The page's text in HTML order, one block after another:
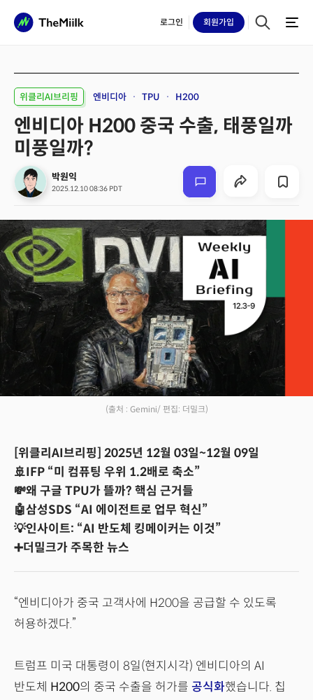
로그인 회원가입
위클리AI브리핑 엔비디아 TPU H200
엔비디아 H200 중국 수출, 태풍일까
미풍일까?
박원익
2025.12.10 08:36 PDT
(출처 : Gemini/ 편집: 더밀크)
[위클리AI브리핑] 2025년 12월 03일~12월 09일
🚢IFP “미 컴퓨팅 우위 1.2배로 축소”
💸왜 구글 TPU가 뜰까? 핵심 근거들
🤖삼성SDS “AI 에이전트로 업무 혁신”
💡인사이트: “AI 반도체 킹메이커는 이것”
➕더밀크가 주목한 뉴스
“엔비디아가 중국 고객사에 H200을 공급할 수 있도록
허용하겠다.”
트럼프 미국 대통령이 8일(현지시각) 엔비디아의 AI
반도체 H200의 중국 수출을 허가를 공식화했습니다. 칩